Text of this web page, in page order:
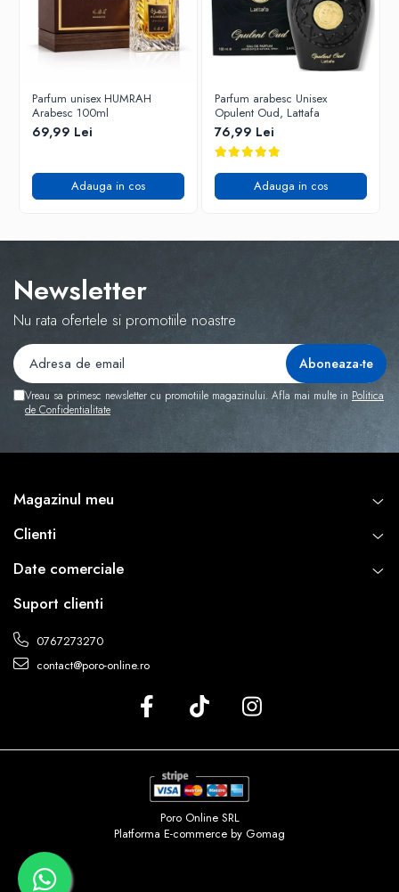
Parfum unisex HUMRAH
Arabesc 100ml
69,99 Lei
Adauga in cos
Parfum arabesc Unisex
Opulent Oud, Lattafa
76,99 Lei
Adauga in cos
Newsletter
Nu rata ofertele si promotiile noastre
Vreau sa primesc newsletter cu promotiile magazinului. Afla mai multe in Politica
de Confidentialitate
Magazinul meu
Clienti
Date comerciale
Suport clienti
0767273270
contact@poro-online.ro
Poro Online SRL
Platforma E-commerce by Gomag